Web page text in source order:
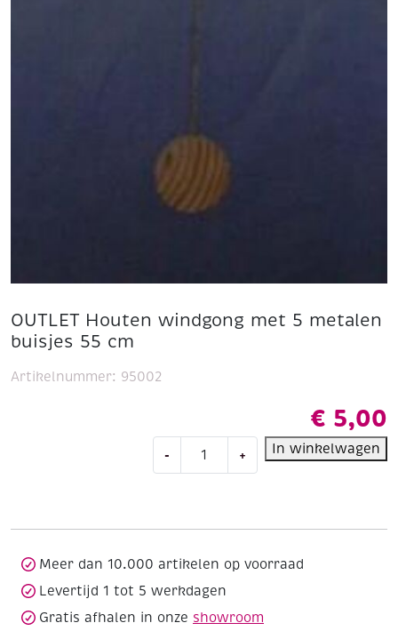
OUTLET Houten windgong met 5 metalen
buisjes 55 cm
€ 5,00
-
buisjes
aantal
+ In winkelwagen
Artikelnummer: 95002
Meer dan 10.000 artikelen op voorraad
Levertijd 1 tot 5 werkdagen
Gratis afhalen in onze showroom